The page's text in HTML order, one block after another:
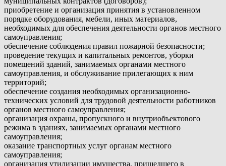
приобретение и организация принятия в установленном
порядке оборудования, мебели, иных материалов,
необходимых для обеспечения деятельности органов местного
самоуправления;
обеспечение соблюдения правил пожарной безопасности;
проведение текущих и капитальных ремонтов, уборки
помещений зданий, занимаемых органами местного
самоуправления, и обслуживание прилегающих к ним
территорий;
обеспечение создания необходимых организационно-
технических условий для трудовой деятельности работников
органов местного самоуправления;
организация охраны, пропускного и внутриобъектового
режима в зданиях, занимаемых органами местного
самоуправления;
оказание транспортных услуг органам местного
самоуправления;
организация утилизации имущества, пришедшего в